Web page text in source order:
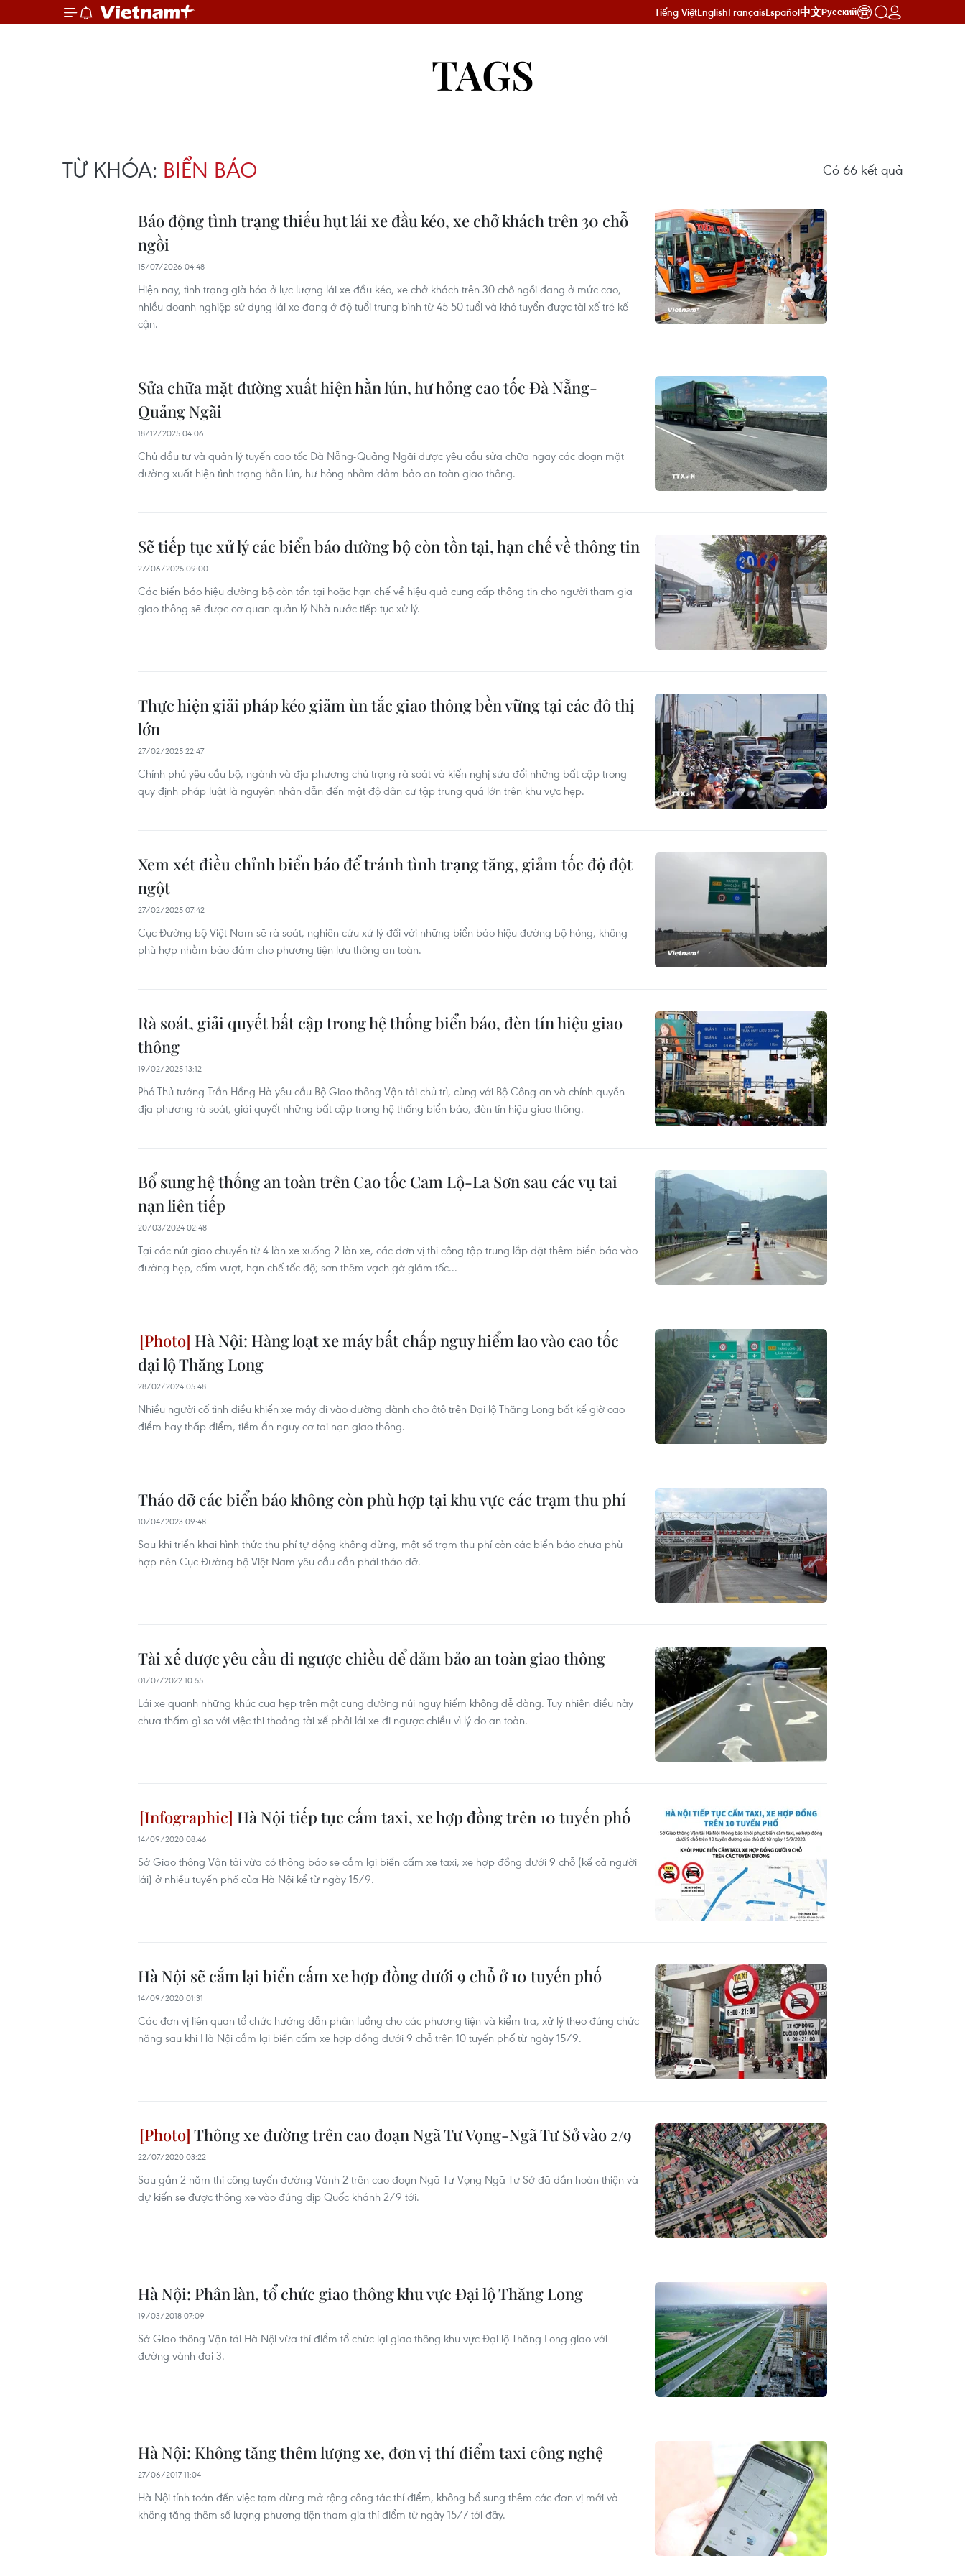
Tiếng ViệtEnglishFrançaisEspañol中文Русский
TAGS
TỪ KHÓA: BIỂN BÁO Có 66 kết quả
Báo động tình trạng thiếu hụt lái xe đầu kéo, xe chở khách trên 30 chỗ
ngồi
15/07/2026 04:48
Hiện nay, tình trạng già hóa ở lực lượng lái xe đầu kéo, xe chở khách trên 30 chỗ ngồi đang ở mức cao,
nhiều doanh nghiệp sử dụng lái xe đang ở độ tuổi trung bình từ 45-50 tuổi và khó tuyển được tài xế trẻ kế
cận.
Sửa chữa mặt đường xuất hiện hằn lún, hư hỏng cao tốc Đà Nẵng-
Quảng Ngãi
18/12/2025 04:06
Chủ đầu tư và quản lý tuyến cao tốc Đà Nẵng-Quảng Ngãi được yêu cầu sửa chữa ngay các đoạn mặt
đường xuất hiện tình trạng hằn lún, hư hỏng nhằm đảm bảo an toàn giao thông.
Sẽ tiếp tục xử lý các biển báo đường bộ còn tồn tại, hạn chế về thông tin
27/06/2025 09:00
Các biển báo hiệu đường bộ còn tồn tại hoặc hạn chế về hiệu quả cung cấp thông tin cho người tham gia
giao thông sẽ được cơ quan quản lý Nhà nước tiếp tục xử lý.
Thực hiện giải pháp kéo giảm ùn tắc giao thông bền vững tại các đô thị
lớn
27/02/2025 22:47
Chính phủ yêu cầu bộ, ngành và địa phương chú trọng rà soát và kiến nghị sửa đổi những bất cập trong
quy định pháp luật là nguyên nhân dẫn đến mật độ dân cư tập trung quá lớn trên khu vực hẹp.
Xem xét điều chỉnh biển báo để tránh tình trạng tăng, giảm tốc độ đột
ngột
27/02/2025 07:42
Cục Đường bộ Việt Nam sẽ rà soát, nghiên cứu xử lý đối với những biển báo hiệu đường bộ hỏng, không
phù hợp nhằm bảo đảm cho phương tiện lưu thông an toàn.
Rà soát, giải quyết bất cập trong hệ thống biển báo, đèn tín hiệu giao
thông
19/02/2025 13:12
Phó Thủ tướng Trần Hồng Hà yêu cầu Bộ Giao thông Vận tải chủ trì, cùng với Bộ Công an và chính quyền
địa phương rà soát, giải quyết những bất cập trong hệ thống biển báo, đèn tín hiệu giao thông.
Bổ sung hệ thống an toàn trên Cao tốc Cam Lộ-La Sơn sau các vụ tai
nạn liên tiếp
20/03/2024 02:48
Tại các nút giao chuyển từ 4 làn xe xuống 2 làn xe, các đơn vị thi công tập trung lắp đặt thêm biển báo vào
đường hẹp, cấm vượt, hạn chế tốc độ; sơn thêm vạch gờ giảm tốc...
Hà Nội: Hàng loạt xe máy bất chấp nguy hiểm lao vào cao tốc
đại lộ Thăng Long
28/02/2024 05:48
Nhiều người cố tình điều khiển xe máy đi vào đường dành cho ôtô trên Đại lộ Thăng Long bất kể giờ cao
điểm hay thấp điểm, tiềm ẩn nguy cơ tai nạn giao thông.
Tháo dỡ các biển báo không còn phù hợp tại khu vực các trạm thu phí
10/04/2023 09:48
Sau khi triển khai hình thức thu phí tự động không dừng, một số trạm thu phí còn các biển báo chưa phù
hợp nên Cục Đường bộ Việt Nam yêu cầu cần phải tháo dỡ.
Tài xế được yêu cầu đi ngược chiều để đảm bảo an toàn giao thông
01/07/2022 10:55
Lái xe quanh những khúc cua hẹp trên một cung đường núi nguy hiểm không dễ dàng. Tuy nhiên điều này
chưa thấm gì so với việc thi thoảng tài xế phải lái xe đi ngược chiều vì lý do an toàn.
Hà Nội tiếp tục cấm taxi, xe hợp đồng trên 10 tuyến phố
14/09/2020 08:46
Sở Giao thông Vận tải vừa có thông báo sẽ cắm lại biển cấm xe taxi, xe hợp đồng dưới 9 chỗ (kể cả người
lái) ở nhiều tuyến phố của Hà Nội kể từ ngày 15/9.
Hà Nội sẽ cắm lại biển cấm xe hợp đồng dưới 9 chỗ ở 10 tuyến phố
14/09/2020 01:31
Các đơn vị liên quan tổ chức hướng dẫn phân luồng cho các phương tiện và kiểm tra, xử lý theo đúng chức
năng sau khi Hà Nội cắm lại biển cấm xe hợp đồng dưới 9 chỗ trên 10 tuyến phố từ ngày 15/9.
Thông xe đường trên cao đoạn Ngã Tư Vọng-Ngã Tư Sở vào 2/9
22/07/2020 03:22
Sau gần 2 năm thi công tuyến đường Vành 2 trên cao đoạn Ngã Tư Vọng-Ngã Tư Sở đã dần hoàn thiện và
dự kiến sẽ được thông xe vào đúng dịp Quốc khánh 2/9 tới.
Hà Nội: Phân làn, tổ chức giao thông khu vực Đại lộ Thăng Long
19/03/2018 07:09
Sở Giao thông Vận tải Hà Nội vừa thí điểm tổ chức lại giao thông khu vực Đại lộ Thăng Long giao với
đường vành đai 3.
Hà Nội: Không tăng thêm lượng xe, đơn vị thí điểm taxi công nghệ
27/06/2017 11:04
Hà Nội tính toán đến việc tạm dừng mở rộng công tác thí điểm, không bổ sung thêm các đơn vị mới và
không tăng thêm số lượng phương tiện tham gia thí điểm từ ngày 15/7 tới đây.